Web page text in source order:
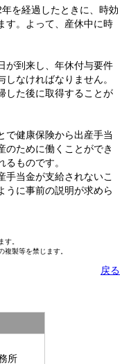
を経過したときに、時効
す。よって、産休中に時
が到来し、年休付与要件
なければなりません。
した後に取得することが
健康保険から出産手当
のために働くことができ
ものです。
当金が支給されないこ
うに事前の説明が求めら
。
製等を禁じます。
戻る
所